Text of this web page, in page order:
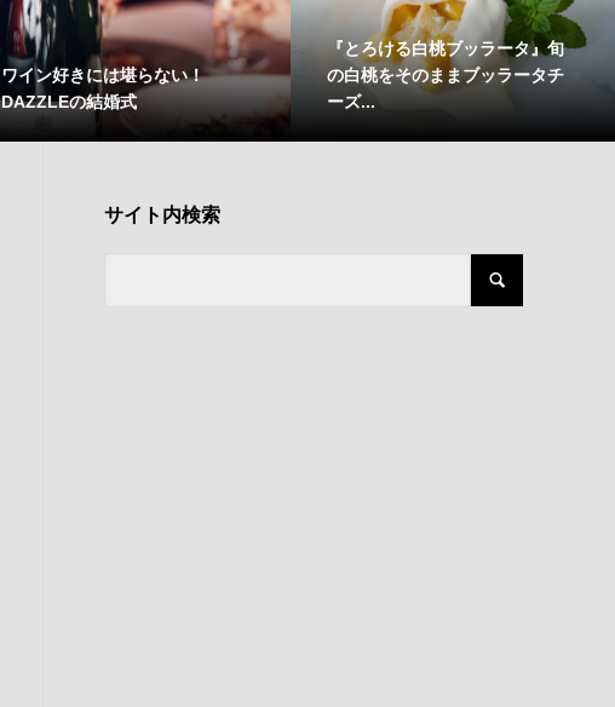
ワイン好きには堪らない！
DAZZLEの結婚式
『とろける白桃ブッラータ』旬
の白桃をそのままブッラータチ
ーズ...
サイト内検索